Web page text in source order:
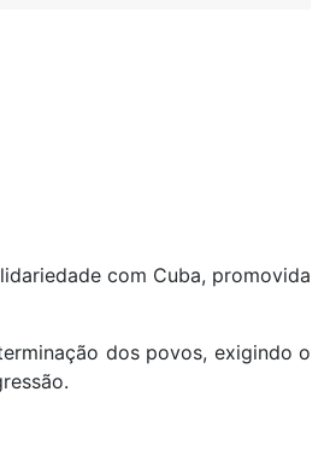
com Cuba, promovida
dos povos, exigindo o